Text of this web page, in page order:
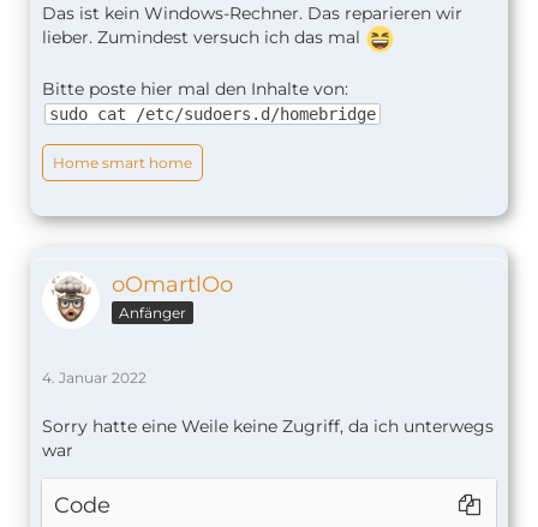
Das ist kein Windows-Rechner. Das reparieren wir
lieber. Zumindest versuch ich das mal
Bitte poste hier mal den Inhalte von:
sudo cat /etc/sudoers.d/homebridge
Home smart home
oOmartlOo
Anfänger
4. Januar 2022
Sorry hatte eine Weile keine Zugriff, da ich unterwegs
war
Code